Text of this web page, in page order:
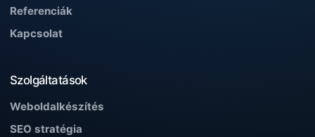
Referenciák
Kapcsolat
Szolgáltatások
Weboldalkészítés
SEO stratégia